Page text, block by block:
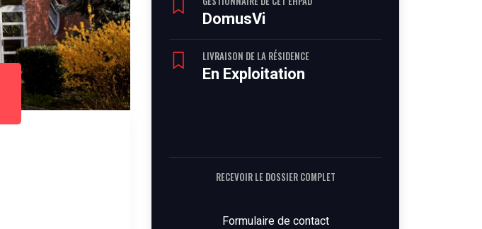
DomusVi
LIVRAISON DE LA RÉSIDENCE
En Exploitation
RECEVOIR LE DOSSIER COMPLET
Formulaire de contact